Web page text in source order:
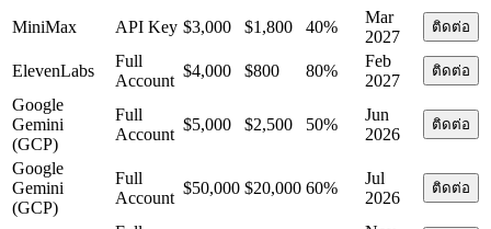
MiniMax API Key $3,000 $1,800 40%
Mar
2027
ติดต่อ
ElevenLabs
Full
Account
$4,000 $800 80%
Feb
2027
ติดต่อ
Google
Gemini
(GCP)
Full
Account
$5,000 $2,500 50%
Jun
2026
ติดต่อ
Google
Gemini
(GCP)
Full
Account
$50,000 $20,000 60%
Jul
2026
ติดต่อ